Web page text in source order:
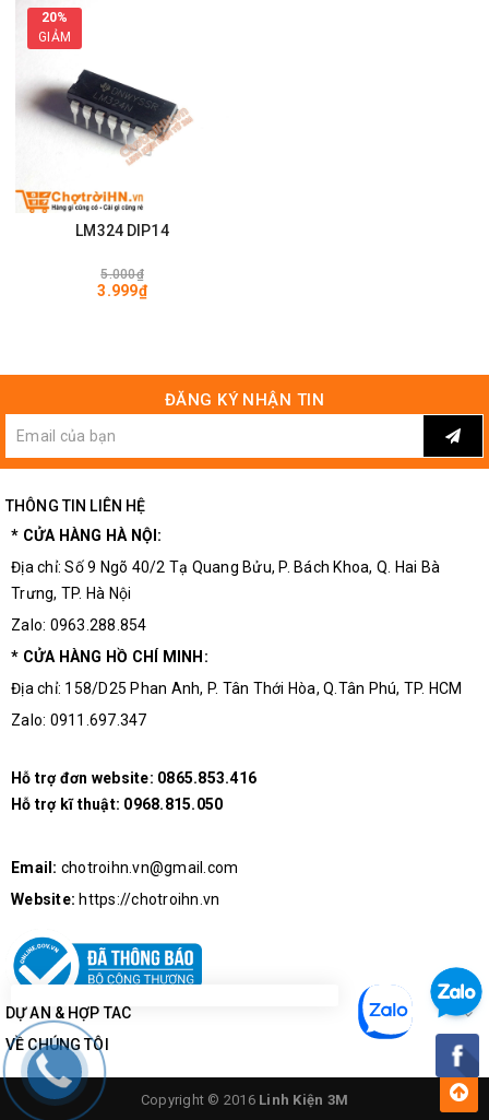
20%
GIẢM
LM324 DIP14
5.000₫
3.999₫
ĐĂNG KÝ NHẬN TIN
THÔNG TIN LIÊN HỆ
* CỬA HÀNG HÀ NỘI:
Địa chỉ: Số 9 Ngõ 40/2 Tạ Quang Bửu, P. Bách Khoa, Q. Hai Bà
Trưng, TP. Hà Nội
Zalo: 0963.288.854
* CỬA HÀNG HỒ CHÍ MINH:
Địa chỉ: 158/D25 Phan Anh, P. Tân Thới Hòa, Q.Tân Phú, TP. HCM
Zalo: 0911.697.347
Hỗ trợ đơn website: 0865.853.416
Hỗ trợ kĩ thuật: 0968.815.050
Email: chotroihn.vn@gmail.com
Website: https://chotroihn.vn
DỰ ÁN & HỢP TÁC
VỀ CHÚNG TÔI
Copyright © 2016 Linh Kiện 3M